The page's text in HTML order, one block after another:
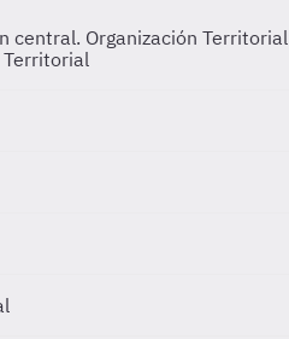
central. Organización Territorial
Territorial